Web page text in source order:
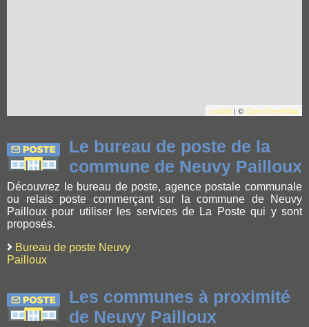
Leaflet | ©OpenStreetMap
Le bureau de poste de la
commune de Neuvy Pailloux
Découvrez le bureau de poste, agence postale communale
ou relais poste commerçant sur la commune de Neuvy
Pailloux pour utiliser les services de La Poste qui y sont
proposés.
Bureau de poste Neuvy
Pailloux
Les communes à proximité
de Neuvy Pailloux